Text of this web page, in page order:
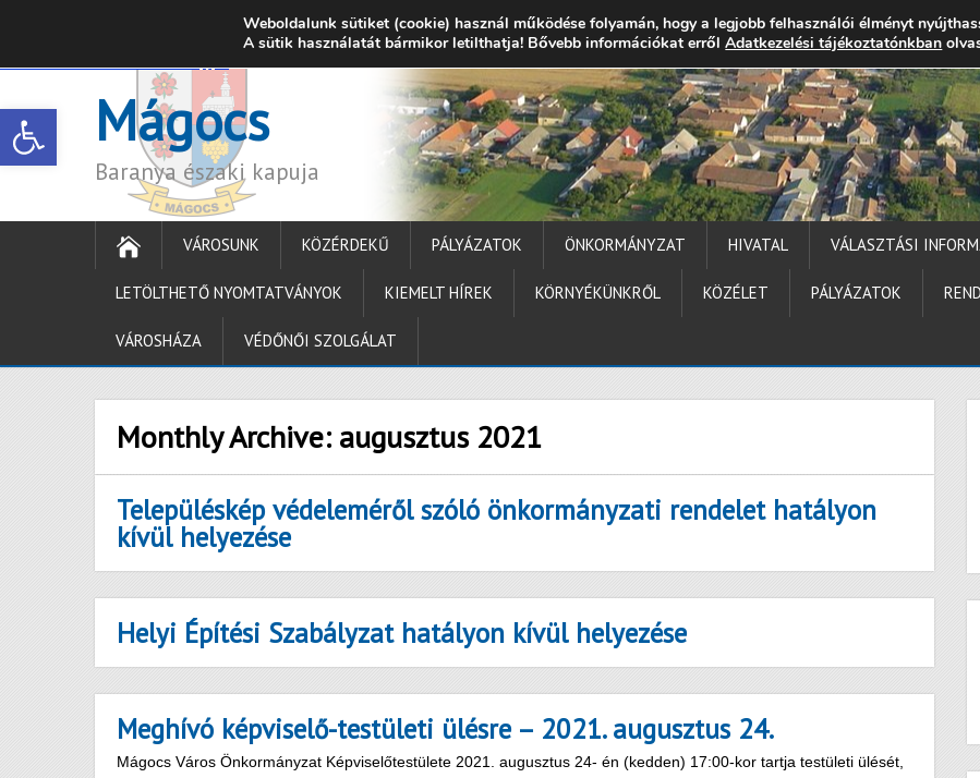
Open toolbar
7342 Mágocs, Szabadság utca 39. onkormanyzat@magocs.hu +36 (72) 451 110 Elérhetőségek Technika segítség
Mágocs
Baranya északi kapuja
VÁROSUNK KÖZÉRDEKŰ PÁLYÁZATOK ÖNKORMÁNYZAT HIVATAL VÁLASZTÁSI
LETÖLTHETŐ NYOMTATVÁNYOK KIEMELT HÍREK KÖRNYÉKÜNKRŐL KÖZÉLET PÁLYÁZATOK
VÁROSHÁZA VÉDŐNŐI SZOLGÁLAT
Monthly Archive: augusztus 2021
Településkép védeleméről szóló önkormányzati rendelet hatályon
kívül helyezése
Helyi Építési Szabályzat hatályon kívül helyezése
Meghívó képviselő-testületi ülésre – 2021. augusztus 24.
Mágocs Város Önkormányzat Képviselőtestülete 2021. augusztus 24- én (kedden) 17:00-kor tartja testületi ülését,
Weboldalunk sütiket (cookie) használ működése folyamán, hogy a legjobb felhasználói élményt
A sütik használatát bármikor letilthatja! Bővebb információkat errőlAdatkezelési tájékoztatónkban